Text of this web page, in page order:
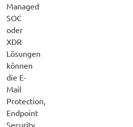
Managed
SOC
oder
XDR
Lösungen
können
die E-
Mail
Protection,
Endpoint
Security,